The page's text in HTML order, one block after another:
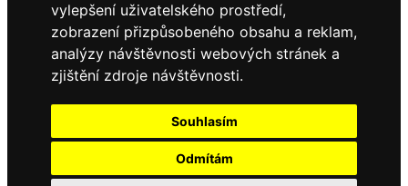
vylepšení uživatelského prostředí,
zobrazení přizpůsobeného obsahu a reklam,
analýzy návštěvnosti webových stránek a
zjištění zdroje návštěvnosti.
Souhlasím
Odmítám